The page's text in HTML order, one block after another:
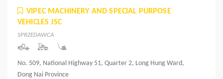
VIPEC MACHINERY AND SPECIAL PURPOSE
VEHICLES JSC
SPRZEDAWCA
No. 509, National Highway 51, Quarter 2, Long Hung Ward,
Dong Nai Province